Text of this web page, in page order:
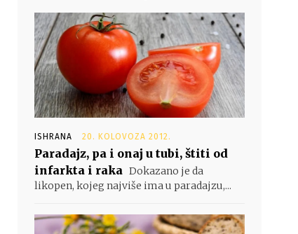
ISHRANA 20. KOLOVOZA 2012.
Paradajz, pa i onaj u tubi, štiti od
infarkta i raka Dokazano je da
likopen, kojeg najviše ima u paradajzu,...